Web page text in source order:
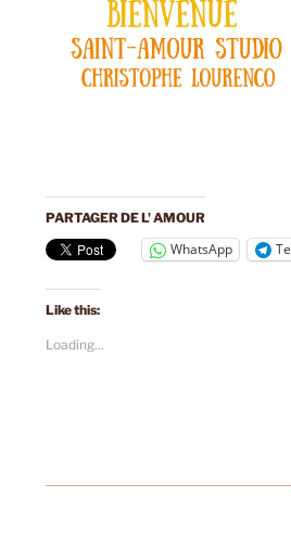
PARTAGER DE L' AMOUR
WhatsApp
Like this:
Loading...